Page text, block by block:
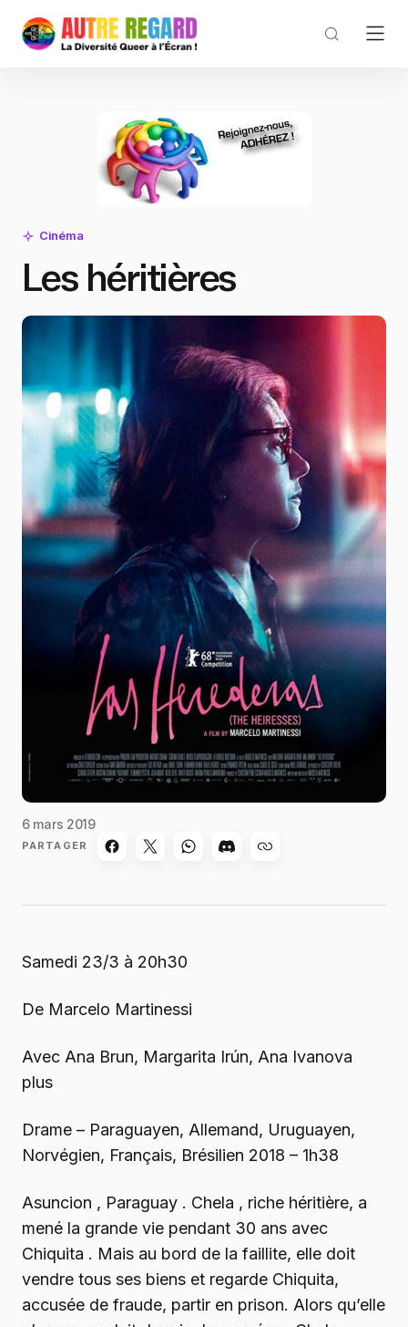
Cinéma
Les héritières
6 mars 2019
PARTAGER
Samedi 23/3 à 20h30
De Marcelo Martinessi
Avec Ana Brun, Margarita Irún, Ana Ivanova
plus
Drame – Paraguayen, Allemand, Uruguayen,
Norvégien, Français, Brésilien 2018 – 1h38
Asuncion , Paraguay . Chela , riche héritière, a
mené la grande vie pendant 30 ans avec
Chiquita . Mais au bord de la faillite, elle doit
vendre tous ses biens et regarde Chiquita,
accusée de fraude, partir en prison. Alors qu’elle